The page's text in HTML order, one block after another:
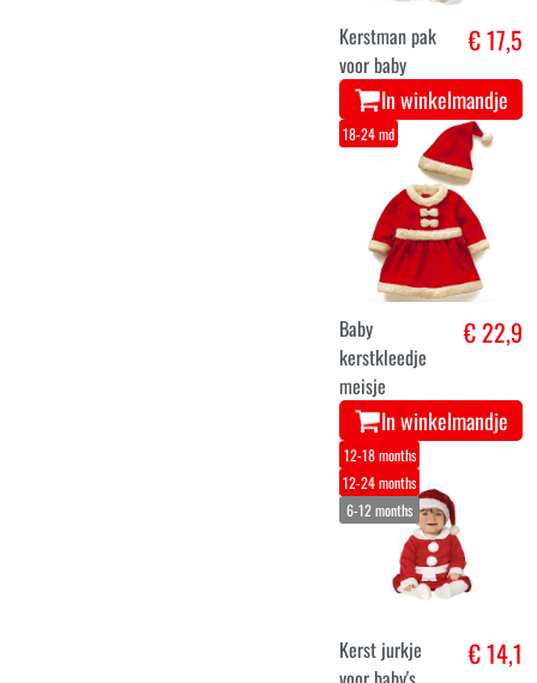
Kerstman pak
voor baby
€ 17,5
In winkelmandje
18-24 md
Baby
kerstkleedje
meisje
€ 22,9
In winkelmandje
12-18 months
12-24 months
6-12 months
Kerst jurkje
€ 14,1